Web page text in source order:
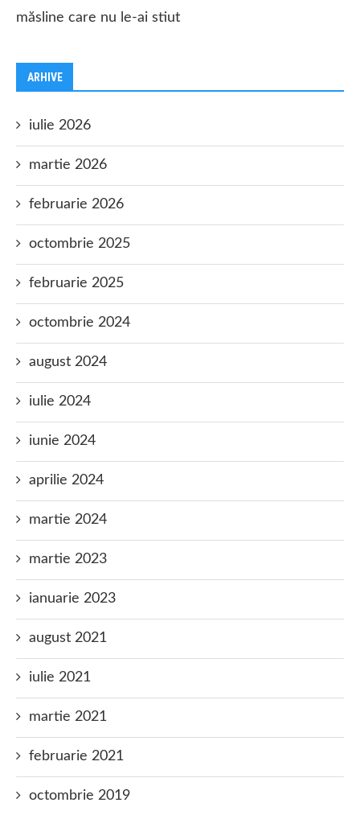
măsline care nu le-ai stiut
ARHIVE
iulie 2026
martie 2026
februarie 2026
octombrie 2025
februarie 2025
octombrie 2024
august 2024
iulie 2024
iunie 2024
aprilie 2024
martie 2024
martie 2023
ianuarie 2023
august 2021
iulie 2021
martie 2021
februarie 2021
octombrie 2019